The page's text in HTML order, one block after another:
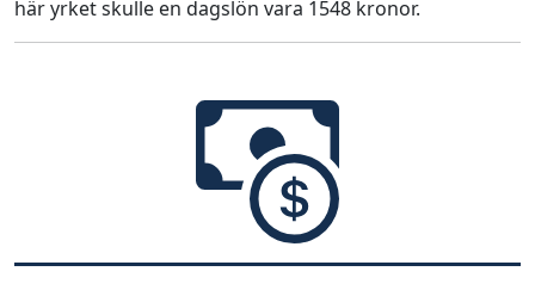
här yrket skulle en dagslön vara 1548 kronor.